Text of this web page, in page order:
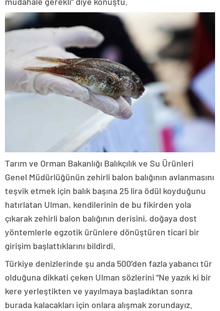
Tarım ve Orman Bakanlığı Balıkçılık ve Su Ürünleri
Genel Müdürlüğünün zehirli balon balığının avlanmasını
teşvik etmek için balık başına 25 lira ödül koyduğunu
hatırlatan Ulman, kendilerinin de bu fikirden yola
çıkarak zehirli balon balığının derisini, doğaya dost
yöntemlerle egzotik ürünlere dönüştüren ticari bir
girişim başlattıklarını bildirdi.
Türkiye denizlerinde şu anda 500’den fazla yabancı tür
olduğuna dikkati çeken Ulman sözlerini “Ne yazık ki bir
kere yerleştikten ve yayılmaya başladıktan sonra
burada kalacakları için onlara alışmak zorundayız.